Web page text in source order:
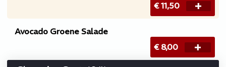
€ 11,50
Avocado Groene Salade
€ 8,00